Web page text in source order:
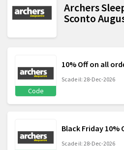
Archers
Sconto
Code
10% Off on all
Scade il: 28-Dec-2026
Black Friday 10%
Scade il: 28-Dec-2026